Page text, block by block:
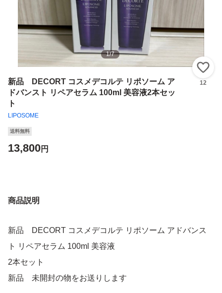
1/7
新品 DECORT コスメデコルテ リポソーム ア
ドバンスト リペアセラム 100ml 美容液2本セッ
ト
LIPOSOME
12
送料無料
13,800円
商品説明
新品 DECORT コスメデコルテ リポソーム アドバンス
ト リペアセラム 100ml 美容液
2本セット
新品 未開封の物をお送りします